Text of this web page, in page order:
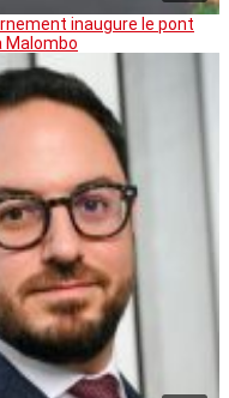
inaugure le pont
Malombo